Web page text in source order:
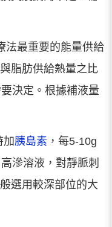
法最重要的能量供給
脂肪供給熱量之比
決定。根據補液量
胰島素 ，每5-10g
滲溶液，對靜脈刺
選用較深部位的大